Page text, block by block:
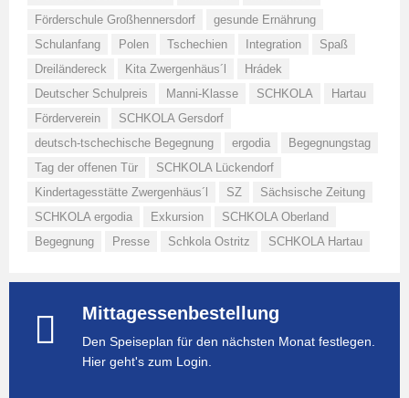
Förderschule Großhennersdorf
gesunde Ernährung
Schulanfang
Polen Tschechien Integration
Spaß
Dreiländereck
Kita Zwergenhäus´l
Hrádek
Deutscher Schulpreis
Manni-Klasse SCHKOLA
Hartau
Förderverein
SCHKOLA Gersdorf
deutsch-tschechische Begegnung
ergodia
Begegnungstag
Tag der offenen Tür
SCHKOLA Lückendorf
Kindertagesstätte Zwergenhäus´l
SZ
Sächsische Zeitung
SCHKOLA ergodia
Exkursion
SCHKOLA Oberland
Begegnung
Presse Schkola Ostritz SCHKOLA Hartau
Mittagessenbestellung
Den Speiseplan für den nächsten Monat festlegen.
Hier geht's zum Login.